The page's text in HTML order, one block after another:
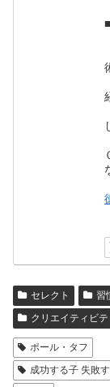
セレクト 習
クリエイティビテ
ポール・タフ
成功する子 失敗